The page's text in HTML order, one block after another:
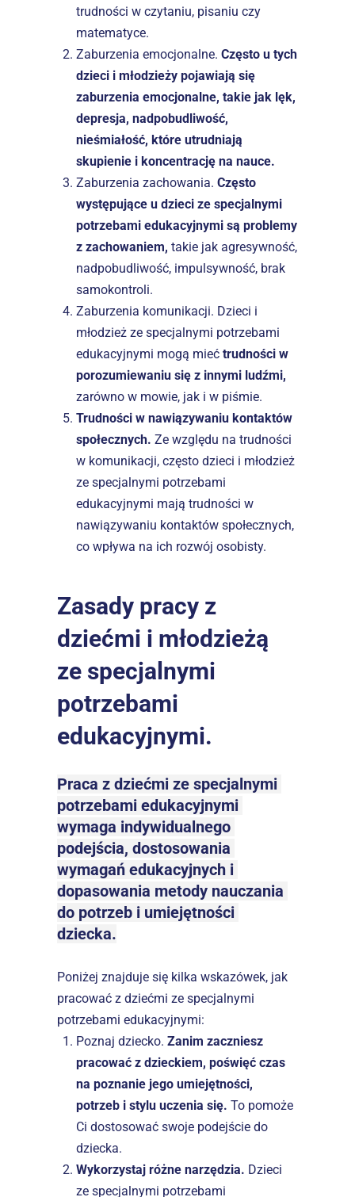
trudności w czytaniu, pisaniu czy
matematyce.
Zaburzenia emocjonalne. Często u tych
dzieci i młodzieży pojawiają się
zaburzenia emocjonalne, takie jak lęk,
depresja, nadpobudliwość,
nieśmiałość, które utrudniają
skupienie i koncentrację na nauce.
Zaburzenia zachowania. Często
występujące u dzieci ze specjalnymi
potrzebami edukacyjnymi są problemy
z zachowaniem, takie jak agresywność,
nadpobudliwość, impulsywność, brak
samokontroli.
Zaburzenia komunikacji. Dzieci i
młodzież ze specjalnymi potrzebami
edukacyjnymi mogą mieć trudności w
porozumiewaniu się z innymi ludźmi,
zarówno w mowie, jak i w piśmie.
Trudności w nawiązywaniu kontaktów
społecznych. Ze względu na trudności
w komunikacji, często dzieci i młodzież
ze specjalnymi potrzebami
edukacyjnymi mają trudności w
nawiązywaniu kontaktów społecznych,
co wpływa na ich rozwój osobisty.
Zasady pracy z
dziećmi i młodzieżą
ze specjalnymi
potrzebami
edukacyjnymi.
Praca z dziećmi ze specjalnymi
potrzebami edukacyjnymi
wymaga indywidualnego
podejścia, dostosowania
wymagań edukacyjnych i
dopasowania metody nauczania
do potrzeb i umiejętności
dziecka.
Poniżej znajduje się kilka wskazówek, jak
pracować z dziećmi ze specjalnymi
potrzebami edukacyjnymi:
Poznaj dziecko. Zanim zaczniesz
pracować z dzieckiem, poświęć czas
na poznanie jego umiejętności,
potrzeb i stylu uczenia się. To pomoże
Ci dostosować swoje podejście do
dziecka.
Wykorzystaj różne narzędzia. Dzieci
ze specjalnymi potrzebami